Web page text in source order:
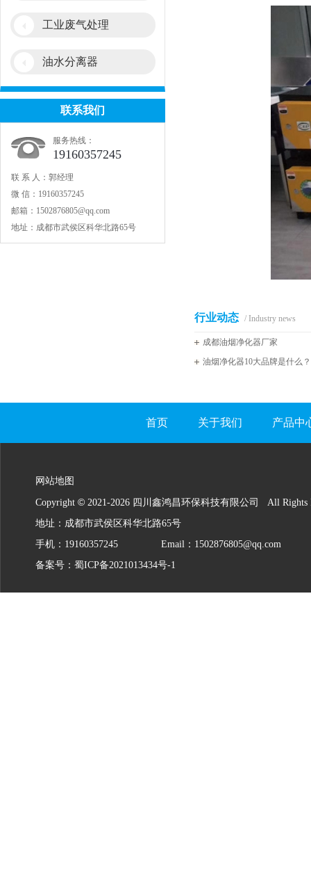
工业废气处理
油水分离器
联系我们
服务热线：
19160357245
联 系 人：郭经理
微 信：19160357245
邮箱：1502876805@qq.com
地址：成都市武侯区科华北路65号
行业动态 / Industry news
成都油烟净化器厂家
油烟净化器10大品牌是什么
首页 关于我们 产品中
网站地图
Copyright © 2021-2026 四川鑫鸿昌环保科技有限公司 All Rights
地址：成都市武侯区科华北路65号
手机：19160357245
Email：1502876805@qq.com
备案号： 蜀ICP备2021013434号-1